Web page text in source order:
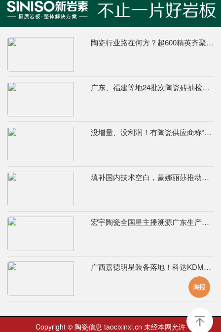
陶瓷行业路在何方？超600精英齐聚陶业年度思想盛会，樊纲、何乾、龙建刚献智破局
广东、福建等地24批次陶瓷砖抽检不合格，67%为吸水率不达标
没增量、没利润！有陶瓷供应商称“现在的市场堪比春节前夕”
填补国内技术空白，蒙娜丽莎推动国际标准落地本地国标
宏宇陶瓷全国星主播溯源广东生产基地，进阶ROI长效变现新路径
广西嘉德明星装备落地！科达KDM526连续球磨系统实力出圈
Copyright © 陶瓷信息 taocixinxi.cn 未经本网允许